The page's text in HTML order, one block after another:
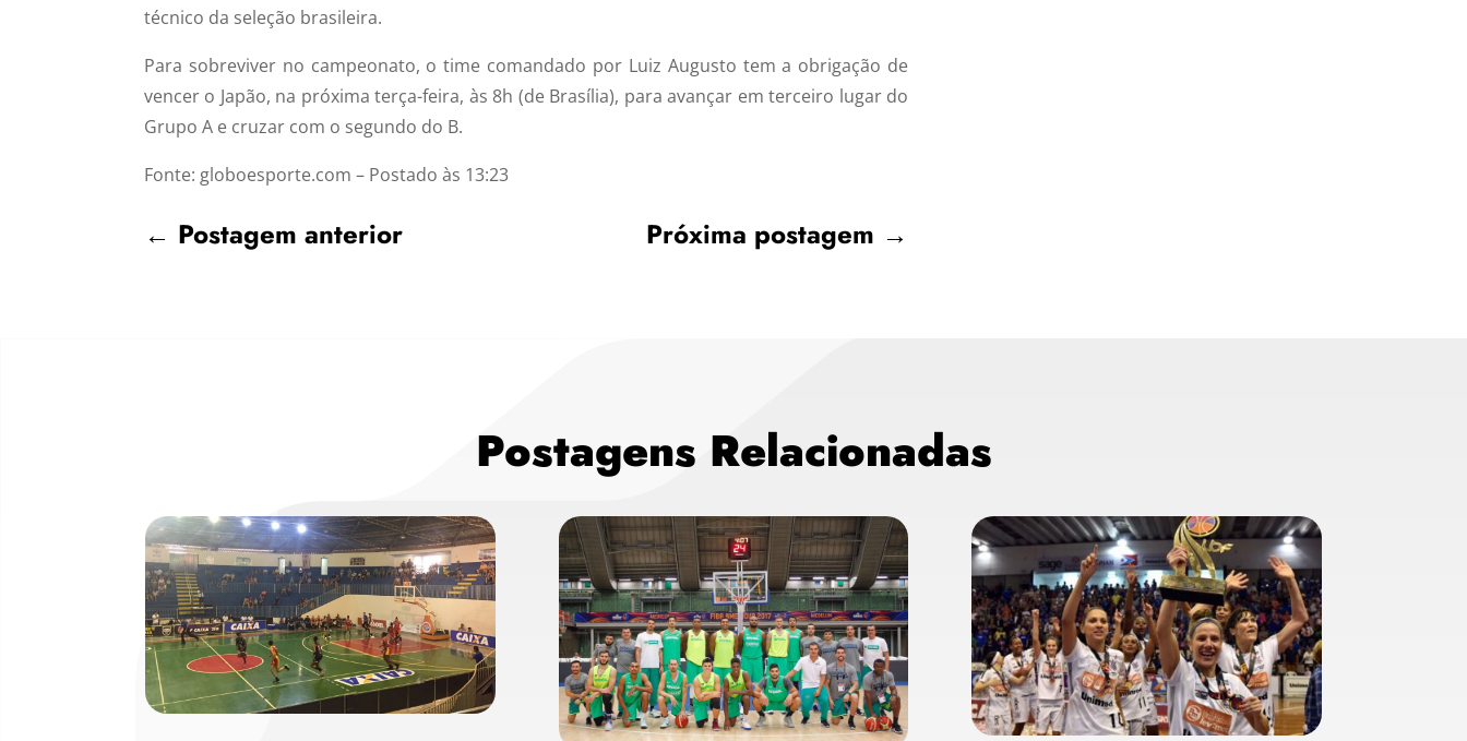
técnico da seleção brasileira.
Para sobreviver no campeonato, o time comandado por Luiz Augusto tem a obrigação de
vencer o Japão, na próxima terça-feira, às 8h (de Brasília), para avançar em terceiro lugar do
Grupo A e cruzar com o segundo do B.
Fonte: globoesporte.com – Postado às 13:23
← Postagem anterior Próxima postagem →
Postagens Relacionadas